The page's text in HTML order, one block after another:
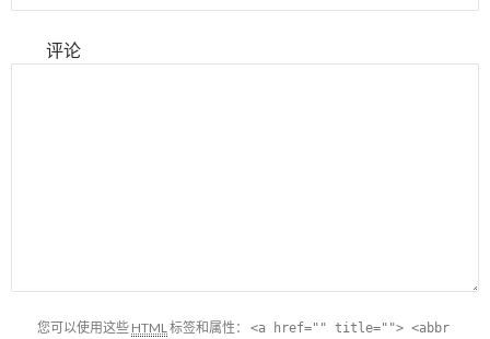
评论
您可以使用这些 HTML标签和属性： <a href="" title=""> <abbr